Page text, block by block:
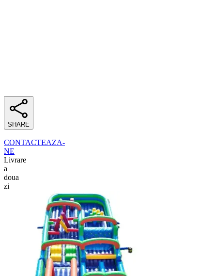
SHARE
CONTACTEAZA-
NE
Livrare
a
doua
zi